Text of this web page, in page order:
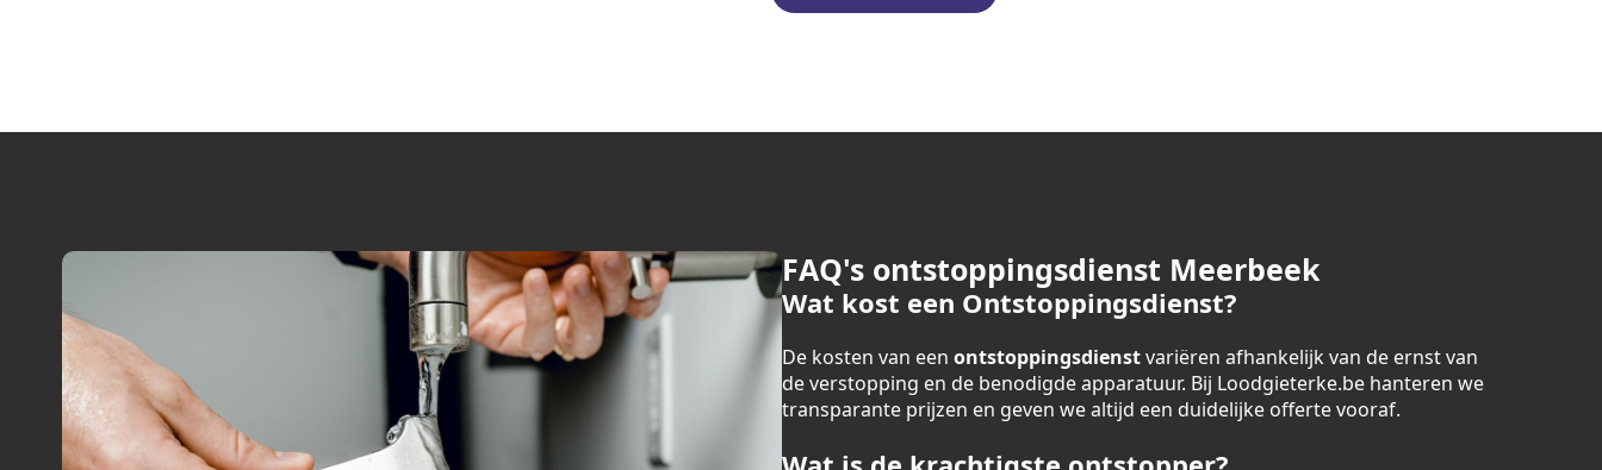
FAQ's ontstoppingsdienst Meerbeek
Wat kost een Ontstoppingsdienst?
De kosten van een ontstoppingsdienstvariëren afhankelijk van de ernst van
de verstopping en de benodigde apparatuur. Bij Loodgieterke.be hanteren we
transparante prijzen en geven we altijd een duidelijke offerte vooraf.